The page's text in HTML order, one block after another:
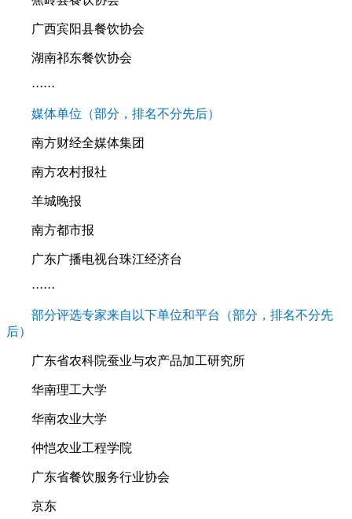
广西宾阳县餐饮协会
湖南祁东餐饮协会
······
媒体单位（部分，排名不分先后）
南方财经全媒体集团
南方农村报社
羊城晚报
南方都市报
广东广播电视台珠江经济台
······
部分评选专家来自以下单位和平台（部分，排名不分先
后）
广东省农科院蚕业与农产品加工研究所
华南理工大学
华南农业大学
仲恺农业工程学院
广东省餐饮服务行业协会
京东